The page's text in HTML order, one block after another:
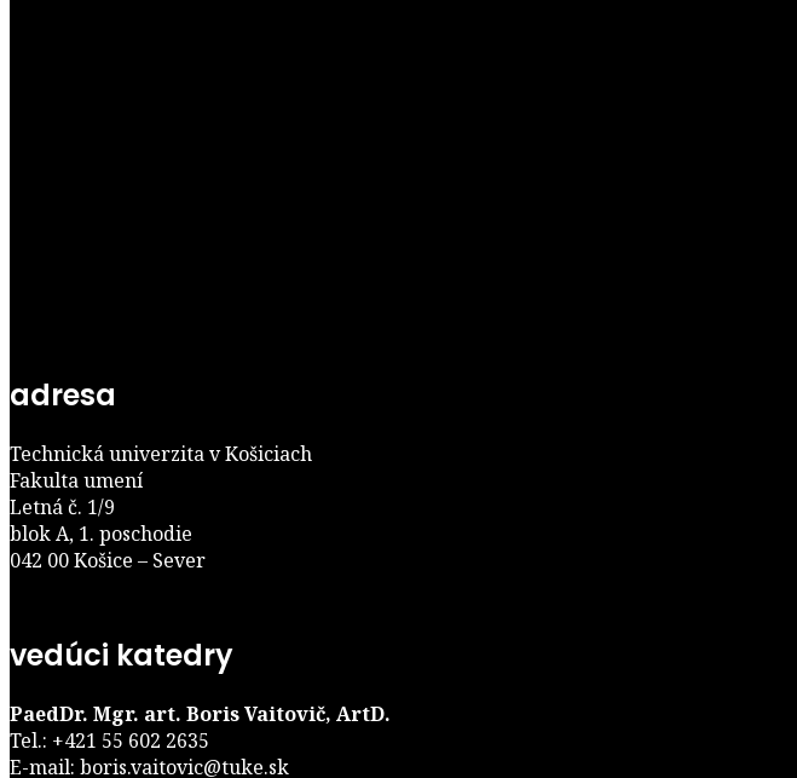
adresa
Technická univerzita v Košiciach
Fakulta umení
Letná č. 1/9
blok A, 1. poschodie
042 00 Košice – Sever
vedúci katedry
PaedDr. Mgr. art. Boris Vaitovič, ArtD.
Tel.: +421 55 602 2635
E-mail: boris.vaitovic@tuke.sk